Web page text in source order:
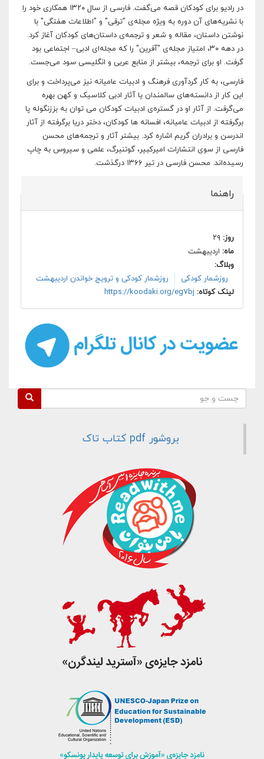
در رادیو برای كودكان قصه می‌گفت. فارسی از سال ۱۳۲۰ همكاری خود را
با نشریه‌های آن دوره به ویژه مجله‌ی "ترقی" و "اطلاعات ‌هفتگی" با
نوشتن داستان، مقاله و شعر و ترجمه‌ی داستان‌های كودكان آغاز كرد.
در دهه ۳۰، امتیاز مجله‌ی "‌آفرین" را كه مجله‌ای ادبی– اجتماعی بود
گرفت. او برای ترجمه، بیشتر از منابع عربی و انگلیسی سود می‌جست.
فارسی، به کار گردآوری فرهنگ و ادبیات عامیانه نیز می‌‌پرداخت و برای
این کار از دانسته‌های سالمندان یا آثار ادبی كلاسیک و كهن بهره
می‌گرفت. از آثار او در گستره‌ی ادبیات کودکان می توان به بززنگوله پا
برگرفته از ادبیات عامیانه، افسانه ها کودکان، دختر دریا برگرفته از آثار
اندرسن و برادران گریم اشاره کرد. بیشتر آثار و ترجمه‌های محسن
فارسی از سوی انتشارات امیركبیر، گوتنبرگ، علمی و سیروس به چاپ
رسیده‌اند. محسن فارسی در تیر ۱۳۶۶ درگذشت.
راهنما
روز: ۲۹
ماه: اردیبهشت
وبلاگ:
روزشمار کودکی
روزشمار کودکی و ترویج خواندن اردیبهشت
لینک کوتاه: https://koodaki.org/eg7bj
فرم جستجو
بروشور pdf کتاب تاک